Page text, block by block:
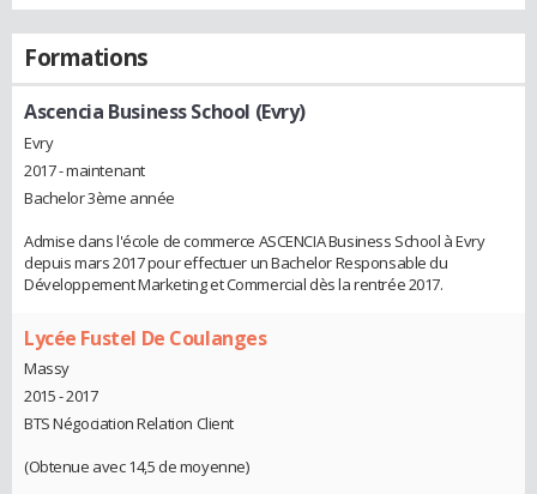
Formations
Ascencia Business School (Evry)
Evry
2017 - maintenant
Bachelor 3ème année
Admise dans l'école de commerce ASCENCIA Business School à Evry
depuis mars 2017 pour effectuer un Bachelor Responsable du
Développement Marketing et Commercial dès la rentrée 2017.
Lycée Fustel De Coulanges
Massy
2015 - 2017
BTS Négociation Relation Client
(Obtenue avec 14,5 de moyenne)